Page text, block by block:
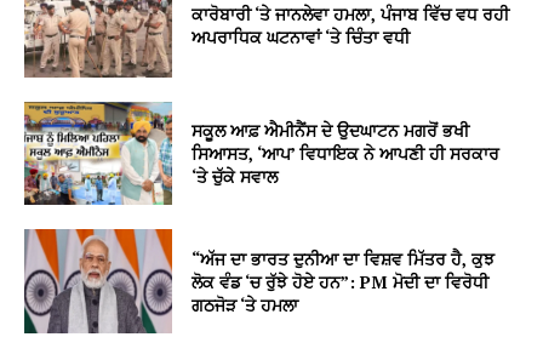
ਕਾਰੋਬਾਰੀ ‘ਤੇ ਜਾਨਲੇਵਾ ਹਮਲਾ, ਪੰਜਾਬ ਵਿੱਚ ਵਧ ਰਹੀ
ਅਪਰਾਧਿਕ ਘਟਨਾਵਾਂ ‘ਤੇ ਚਿੰਤਾ ਵਧੀ
ਸਕੂਲ ਆਫ਼ ਐਮੀਨੈਂਸ ਦੇ ਉਦਘਾਟਨ ਮਗਰੋਂ ਭਖੀ
ਸਿਆਸਤ, ‘ਆਪ’ ਵਿਧਾਇਕ ਨੇ ਆਪਣੀ ਹੀ ਸਰਕਾਰ
‘ਤੇ ਚੁੱਕੇ ਸਵਾਲ
“ਅੱਜ ਦਾ ਭਾਰਤ ਦੁਨੀਆ ਦਾ ਵਿਸ਼ਵ ਮਿੱਤਰ ਹੈ, ਕੁਝ
ਲੋਕ ਵੰਡ ‘ਚ ਰੁੱਝੇ ਹੋਏ ਹਨ”: PM ਮੋਦੀ ਦਾ ਵਿਰੋਧੀ
ਗਠਜੋੜ ‘ਤੇ ਹਮਲਾ